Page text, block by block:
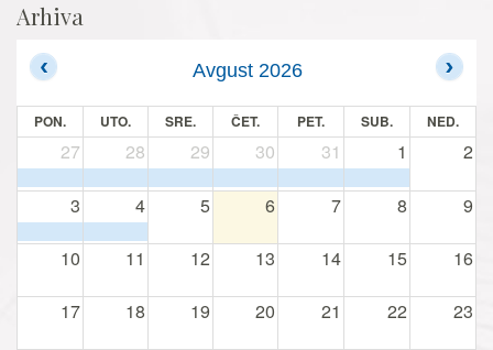
Arhiva
Avgust 2026
PON. UTO. SRE. ČET. PET. SUB. NED.
27 28 29 30 31 1 2
3 4 5 6 7 8 9
10 11 12 13 14 15 16
17 18 19 20 21 22 23